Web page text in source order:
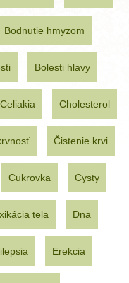
Bodnutie hmyzom
Bolesti hlavy
Celiakia Cholesterol
Čistenie krvi
Cukrovka Cysty
tela Dna
Erekcia